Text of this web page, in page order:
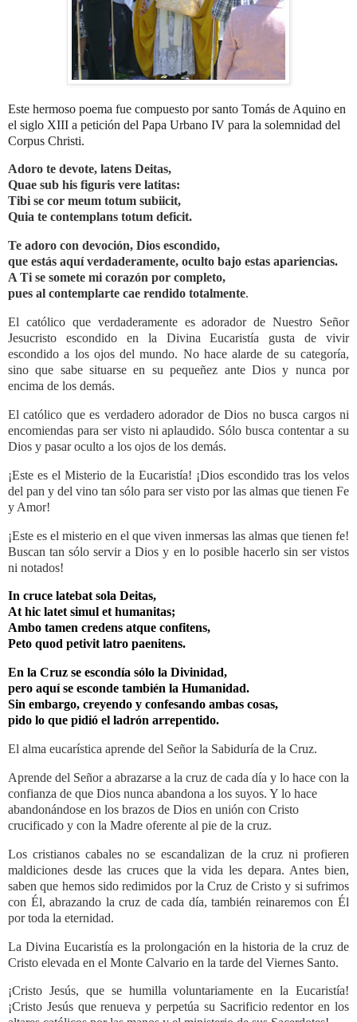
Este hermoso poema fue compuesto por santo Tomás de Aquino en
el siglo XIII a petición del Papa Urbano IV para la solemnidad del
Corpus Christi.
Adoro te devote, latens Deitas,
Quae sub his figuris vere latitas:
Tibi se cor meum totum subiicit,
Quia te contemplans totum deficit.
Te adoro con devoción, Dios escondido,
que estás aquí verdaderamente, oculto bajo estas apariencias.
A Ti se somete mi corazón por completo,
pues al contemplarte cae rendido totalmente.
El católico que verdaderamente es adorador de Nuestro Señor
Jesucristo escondido en la Divina Eucaristía gusta de vivir
escondido a los ojos del mundo. No hace alarde de su categoría,
sino que sabe situarse en su pequeñez ante Dios y nunca por
encima de los demás.
El católico que es verdadero adorador de Dios no busca cargos ni
encomiendas para ser visto ni aplaudido. Sólo busca contentar a su
Dios y pasar oculto a los ojos de los demás.
¡Este es el Misterio de la Eucaristía! ¡Dios escondido tras los velos
del pan y del vino tan sólo para ser visto por las almas que tienen Fe
y Amor!
¡Este es el misterio en el que viven inmersas las almas que tienen fe!
Buscan tan sólo servir a Dios y en lo posible hacerlo sin ser vistos
ni notados!
In cruce latebat sola Deitas,
At hic latet simul et humanitas;
Ambo tamen credens atque confitens,
Peto quod petivit latro paenitens.
En la Cruz se escondía sólo la Divinidad,
pero aquí se esconde también la Humanidad.
Sin embargo, creyendo y confesando ambas cosas,
pido lo que pidió el ladrón arrepentido.
El alma eucarística aprende del Señor la Sabiduría de la Cruz.
Aprende del Señor a abrazarse a la cruz de cada día y lo hace con la
confianza de que Dios nunca abandona a los suyos. Y lo hace
abandonándose en los brazos de Dios en unión con Cristo
crucificado y con la Madre oferente al pie de la cruz.
Los cristianos cabales no se escandalizan de la cruz ni profieren
maldiciones desde las cruces que la vida les depara. Antes bien,
saben que hemos sido redimidos por la Cruz de Cristo y si sufrimos
con Él, abrazando la cruz de cada día, también reinaremos con Él
por toda la eternidad.
La Divina Eucaristía es la prolongación en la historia de la cruz de
Cristo elevada en el Monte Calvario en la tarde del Viernes Santo.
¡Cristo Jesús, que se humilla voluntariamente en la Eucaristía!
¡Cristo Jesús que renueva y perpetúa su Sacrificio redentor en los